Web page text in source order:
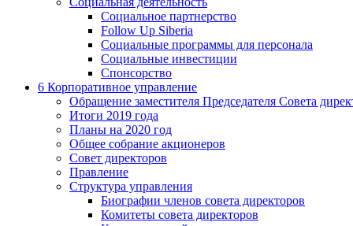
Социальное партнерство
Follow Up Siberia
Социальные программы для персонала
Социальные инвестиции
Спонсорство
6 Корпоративное управление
Обращение заместителя Председателя Совета
Итоги 2019 года
Планы на 2020 год
Общее собрание акционеров
Совет директоров
Правление
Структура управления
Биографии членов совета директоров
Комитеты совета директоров